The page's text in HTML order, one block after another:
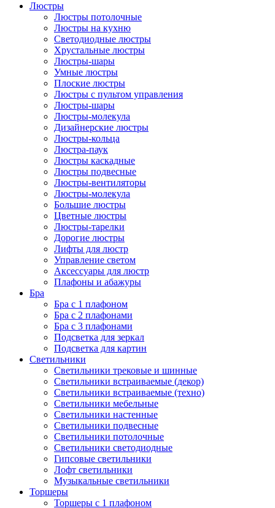
Люстры
Люстры потолочные
Люстры на кухню
Светодиодные люстры
Хрустальные люстры
Люстры-шары
Умные люстры
Плоские люстры
Люстры с пультом управления
Люстры-шары
Люстры-молекула
Дизайнерские люстры
Люстры-кольца
Люстра-паук
Люстры каскадные
Люстры подвесные
Люстры-вентиляторы
Люстры-молекула
Большие люстры
Цветные люстры
Люстры-тарелки
Дорогие люстры
Лифты для люстр
Управление светом
Аксессуары для люстр
Плафоны и абажуры
Бра
Бра с 1 плафоном
Бра с 2 плафонами
Бра с 3 плафонами
Подсветка для зеркал
Подсветка для картин
Светильники
Светильники трековые и шинные
Светильники встраиваемые (декор)
Светильники встраиваемые (техно)
Светильники мебельные
Светильники настенные
Светильники подвесные
Светильники потолочные
Светильники светодиодные
Гипсовые светильники
Лофт светильники
Музыкальные светильники
Торшеры
Торшеры с 1 плафоном